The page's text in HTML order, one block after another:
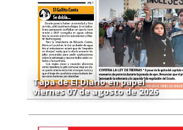
Tapa de El Diario en papel
viernes 07 de agosto de 2026